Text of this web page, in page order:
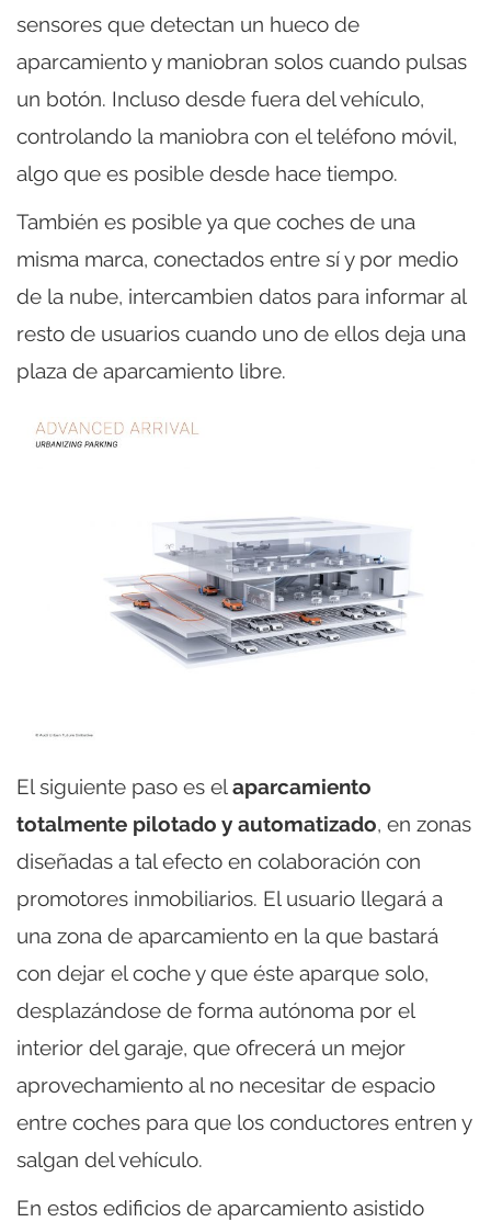
sensores que detectan un hueco de
aparcamiento y maniobran solos cuando pulsas
un botón. Incluso desde fuera del vehículo,
controlando la maniobra con el teléfono móvil,
algo que es posible desde hace tiempo.
También es posible ya que coches de una
misma marca, conectados entre sí y por medio
de la nube, intercambien datos para informar al
resto de usuarios cuando uno de ellos deja una
plaza de aparcamiento libre.
El siguiente paso es elaparcamiento
totalmente pilotado y automatizado, en zonas
diseñadas a tal efecto en colaboración con
promotores inmobiliarios. El usuario llegará a
una zona de aparcamiento en la que bastará
con dejar el coche y que éste aparque solo,
desplazándose de forma autónoma por el
interior del garaje, que ofrecerá un mejor
aprovechamiento al no necesitar de espacio
entre coches para que los conductores entren y
salgan del vehículo.
En estos edificios de aparcamiento asistido